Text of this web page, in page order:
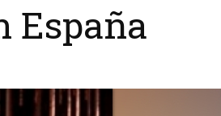
España